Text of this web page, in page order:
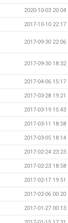
2020-10-03 20:04
2017-10-10 22:17
2017-09-30 22:06
2017-09-30 18:32
2017-04-06 15:17
2017-03-28 19:21
2017-03-19 15:43
2017-03-11 18:58
2017-03-05 18:14
2017-02-24 23:23
2017-02-23 18:58
2017-02-17 19:51
2017-02-06 00:20
2017-01-27 00:13